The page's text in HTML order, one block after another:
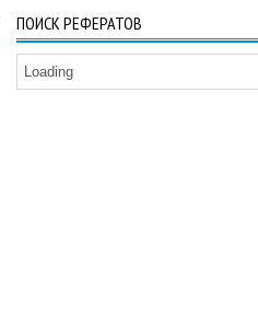
ПОИСК РЕФЕРАТОВ
Loading